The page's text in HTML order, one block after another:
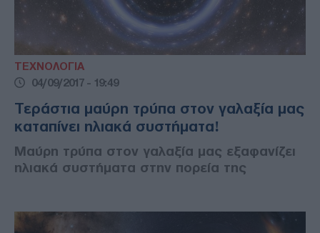
ΤΕΧΝΟΛΟΓΙΑ
04/09/2017 - 19:49
Τεράστια μαύρη τρύπα στον γαλαξία μας
καταπίνει ηλιακά συστήματα!
Μαύρη τρύπα στον γαλαξία μας εξαφανίζει
ηλιακά συστήματα στην πορεία της